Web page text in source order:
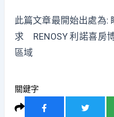
此篇文章最開始出處為:
求 RENOSY 利諾喜房
區域
關鍵字